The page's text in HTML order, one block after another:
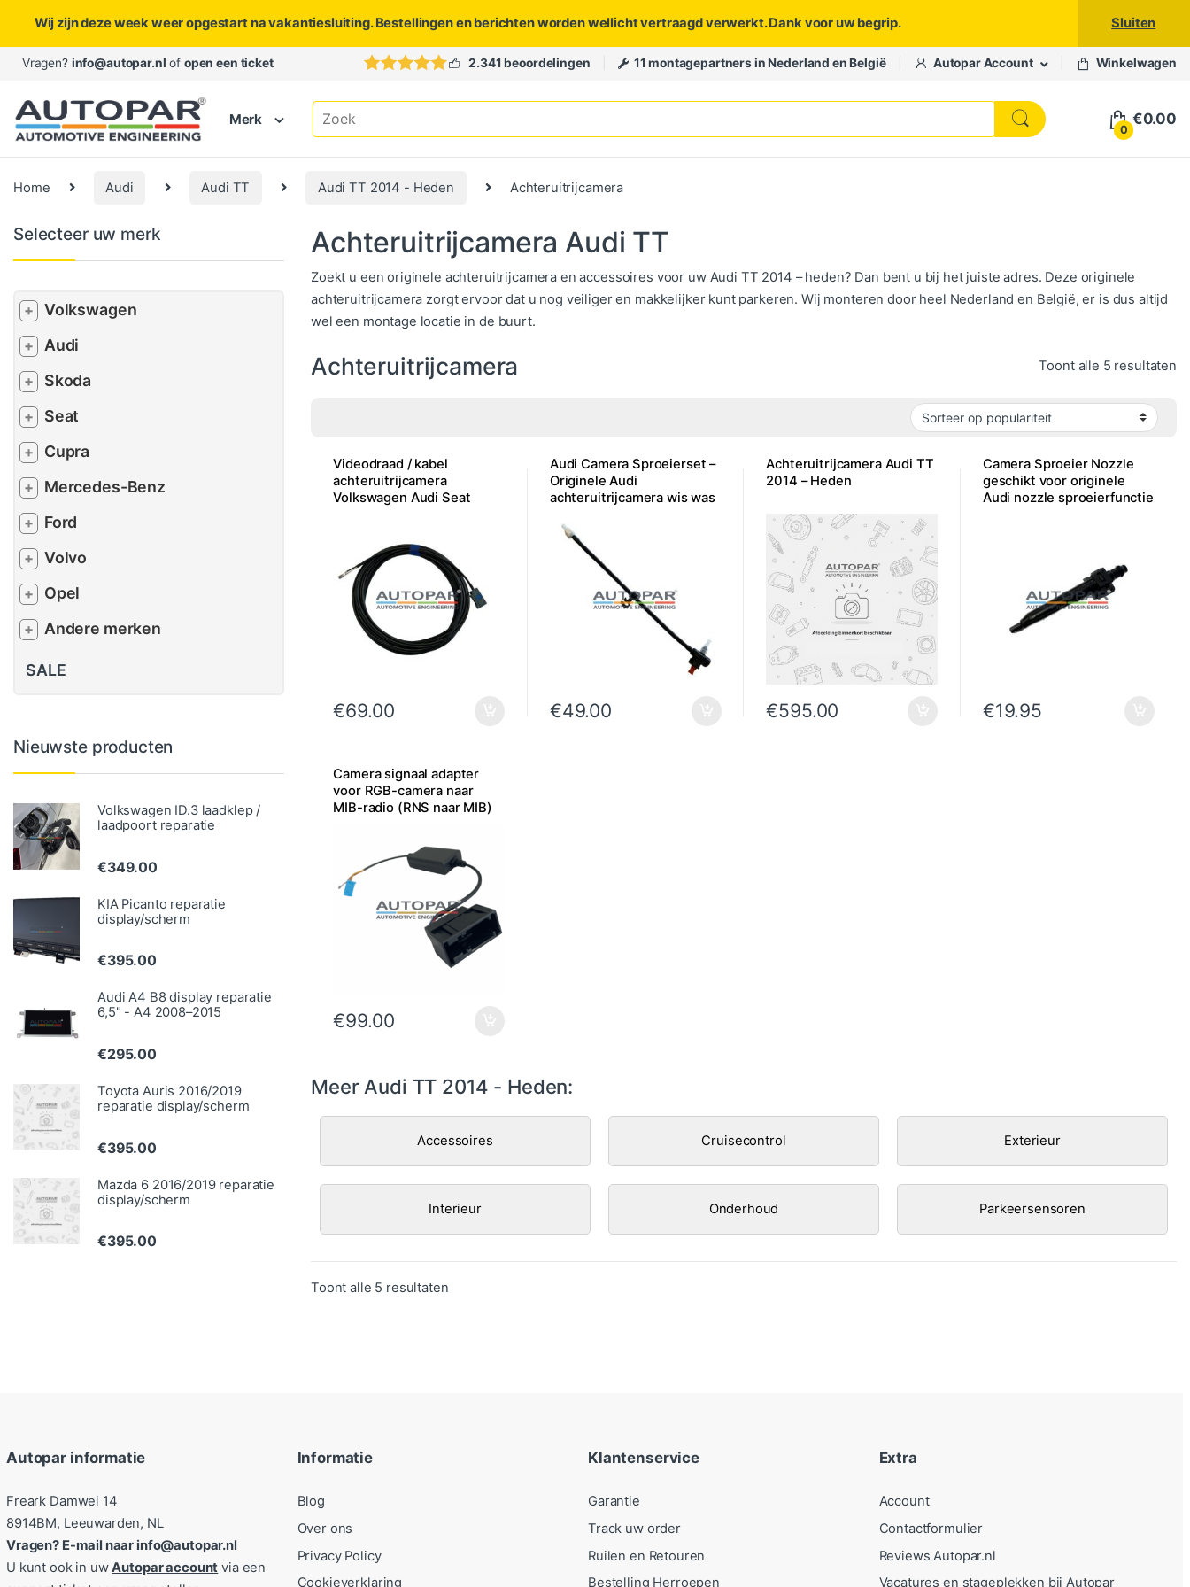
Wij zijn deze week weer opgestart na vakantiesluiting. Bestellingen en berichten worden wellicht vertraagd verwerkt. Dank voor uw begrip. Sluiten
Skip to navigation
Skip to content
Vragen? info@autopar.nl of open een ticket 2.341 beoordelingen 11 montagepartners in Nederland en België Autopar Account Winkelwagen
Merk
Search for:
0
€0.00
Home Audi Audi TT Audi TT 2014 - Heden Achteruitrijcamera
Achteruitrijcamera Audi TT
Zoekt u een originele achteruitrijcamera en accessoires voor uw Audi TT 2014 – heden? Dan bent u bij het juiste adres. Deze originele
achteruitrijcamera zorgt ervoor dat u nog veiliger en makkelijker kunt parkeren. Wij monteren door heel Nederland en België, er is dus altijd
wel een montage locatie in de buurt.
Achteruitrijcamera Toont alle 5 resultaten
Videodraad / kabel
achteruitrijcamera
Volkswagen Audi Seat
€69.00
Audi Camera Sproeierset –
Originele Audi
achteruitrijcamera wis was
€49.00
Achteruitrijcamera Audi TT
2014 – Heden
€595.00
Camera Sproeier Nozzle
geschikt voor originele
Audi nozzle sproeierfunctie
€19.95
Camera signaal adapter
voor RGB-camera naar
MIB-radio (RNS naar MIB)
€99.00
Meer Audi TT 2014 - Heden:
Accessoires Cruisecontrol Exterieur
Interieur Onderhoud Parkeersensoren
Toont alle 5 resultatenGesorteerd op populariteit
Selecteer uw merk
+ Volkswagen
+ Audi
+ Skoda
+ Seat
+ Cupra
+ Mercedes-Benz
+ Ford
+ Volvo
+ Opel
+ Andere merken
SALE
Nieuwste producten
Volkswagen ID.3 laadklep /
laadpoort reparatie
€349.00
KIA Picanto reparatie
display/scherm
€395.00
Audi A4 B8 display reparatie
6,5" - A4 2008–2015
€295.00
Toyota Auris 2016/2019
reparatie display/scherm
€395.00
Mazda 6 2016/2019 reparatie
display/scherm
€395.00
Autopar informatie
Freark Damwei 14
8914BM, Leeuwarden, NL
Vragen? E-mail naar info@autopar.nl
U kunt ook in uwAutopar account via een
Informatie
Blog
Over ons
Privacy Policy
Cookieverklaring
Klantenservice
Garantie
Track uw order
Ruilen en Retouren
Bestelling Herroepen
Extra
Account
Contactformulier
Reviews Autopar.nl
Vacatures en stageplekken bij Autopar